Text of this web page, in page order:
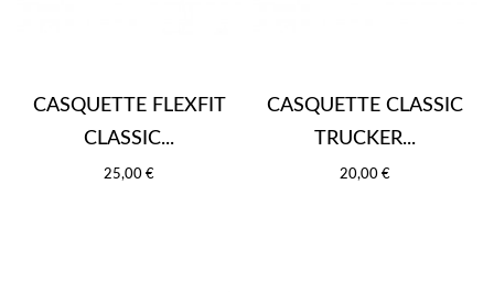
CASQUETTE FLEXFIT
CLASSIC...
25,00 €
CASQUETTE CLASSIC
TRUCKER...
20,00 €